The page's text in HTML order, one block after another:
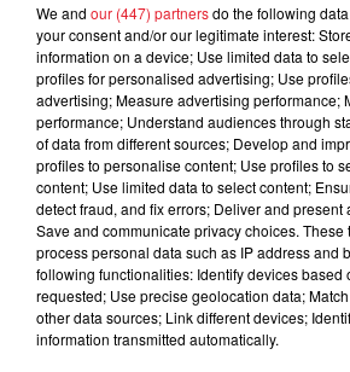
0:00
9 juin 2026 - 1 min 16 sec
MORNING SHOW 07H18 du
We and our (447) partnersdo the following
your consent and/or our legitimate interest:
information on a device; Use limited data to
profiles for personalised advertising; Use
advertising; Measure advertising performance;
performance; Understand audiences through
of data from different sources; Develop and
profiles to personalise content; Use profiles to
content; Use limited data to select content;
detect fraud, and fix errors; Deliver and
Save and communicate privacy choices.
process personal data such as IP address and
following functionalities: Identify devices based
requested; Use precise geolocation data;
other data sources; Link different devices;
information transmitted automatically.